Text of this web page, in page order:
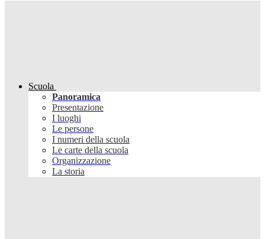
Scuola
Panoramica
Presentazione
I luoghi
Le persone
I numeri della scuola
Le carte della scuola
Organizzazione
La storia